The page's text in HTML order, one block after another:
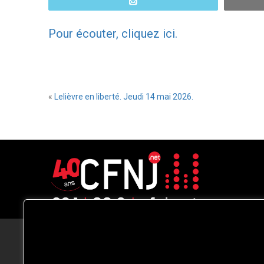
Pour écouter, cliquez ici.
« Lelièvre en liberté. Jeudi 14 mai 2026.